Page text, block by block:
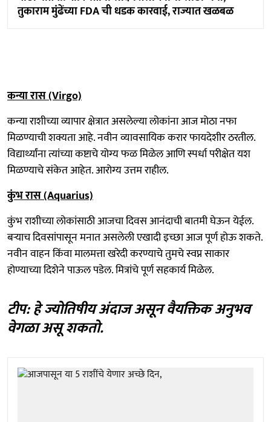
तुकाराम मुंढेंच्या FDA ची धडक कारवाई, राज्यात खळबळ
कन्या रास (Virgo)
कन्या राशीच्या व्यापार क्षेत्रात असलेल्या लोकांना आज मोठा नफा
मिळण्याची शक्यता आहे. नवीन व्यावसायिक करार फायदेशीर ठरतील.
विद्यार्थ्यांना त्यांच्या कष्टाचे योग्य फळ मिळेल आणि स्पर्धा परीक्षेत यश
मिळण्याचे संकेत आहेत. आरोग्य उत्तम राहील.
कुंभ रास (Aquarius)
कुंभ राशीच्या लोकांसाठी आजचा दिवस आनंदाची बातमी घेऊन येईल.
बऱ्याच दिवसांपासून मनात असलेली एखादी इच्छा आज पूर्ण होऊ शकते.
नवीन वाहन किंवा मालमत्ता खरेदी करण्याचे तुमचे स्वप्न साकार
होण्याच्या दिशेने पाऊल पडेल. मित्रांचे पूर्ण सहकार्य मिळेल.
टीप: हे ज्योतिषीय अंदाज असून वैयक्तिक अनुभव
वेगळा असू शकतो.